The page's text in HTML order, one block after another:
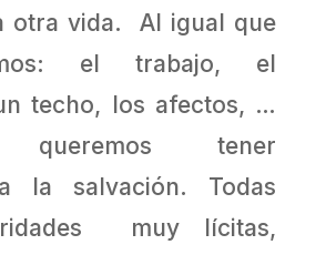
otra vida. Al igual que
el trabajo, el
techo, los afectos, …
queremos tener
la salvación. Todas
muy lícitas,